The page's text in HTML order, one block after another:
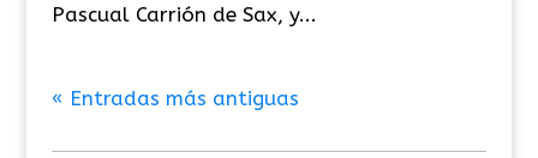
Pascual Carrión de Sax, y...
« Entradas más antiguas